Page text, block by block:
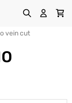
vein cut